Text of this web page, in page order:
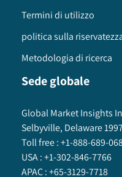
Termini di utilizzo
politica sulla
Metodologia di ricerca
Sede globale
Global Market Insights
Selbyville, Delaware
Toll free :+1-888-689-
USA :+1-302-846-7766
APAC :+65-3129-7718